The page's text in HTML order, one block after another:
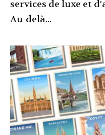
services de luxe et
Au-delà...